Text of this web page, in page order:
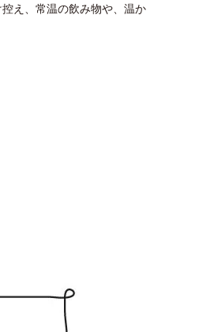
え、常温の飲み物や、温か